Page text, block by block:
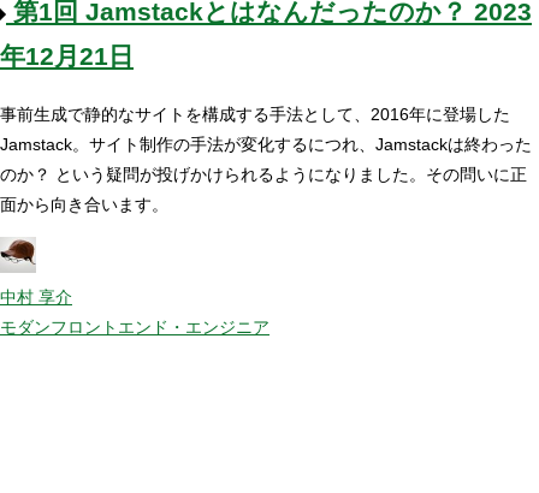
第1回 Jamstackとはなんだったのか？ 2023
年12月21日
事前生成で静的なサイトを構成する手法として、2016年に登場した
Jamstack。サイト制作の手法が変化するにつれ、Jamstackは終わった
のか？ という疑問が投げかけられるようになりました。その問いに正
面から向き合います。
中村 享介
モダンフロントエンド・エンジニア